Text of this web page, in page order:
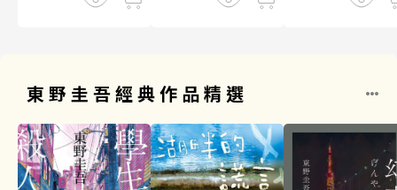
東野圭吾經典作品精選